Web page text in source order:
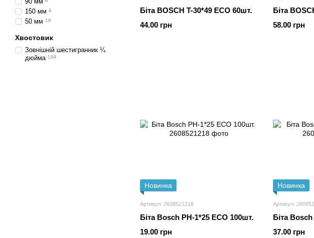
Біта BOSCH T-30*49 ECO 60шт.
44.00 грн
Біта
58.00 грн
Новинка
Артикул: 2608521218
Біта Bosch PH-1*25 ECO 100шт.
19.00 грн
Новинка
Артикул:
Біта
37.00 грн
150 мм 4
50 мм 18
Хвостовик
Зовнішній шестигранник ¼
дюйма 199